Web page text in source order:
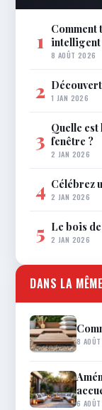
1 Comment
intelligent
8 AOÛT 2026
2 1 JAN 2026
3 Quelle
fenêtre ?
2 JAN 2026
4 Célébrez
2 JAN 2026
5 Le bois
2 JAN 2026
DANS LA
8
6